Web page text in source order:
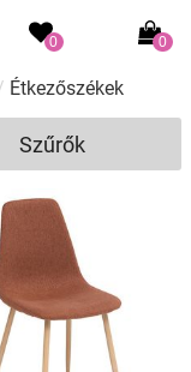
0 0
Étkezőszékek
Szűrők